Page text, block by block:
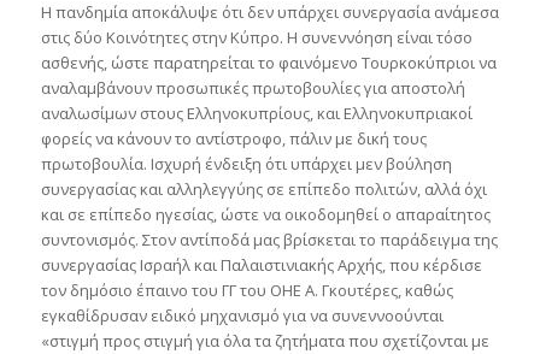
Η πανδημία αποκάλυψε ότι δεν υπάρχει συνεργασία ανάμεσα
στις δύο Κοινότητες στην Κύπρο. Η συνεννόηση είναι τόσο
ασθενής, ώστε παρατηρείται το φαινόμενο Τουρκοκύπριοι να
αναλαμβάνουν προσωπικές πρωτοβουλίες για αποστολή
αναλωσίμων στους Ελληνοκυπρίους, και Ελληνοκυπριακοί
φορείς να κάνουν το αντίστροφο, πάλιν με δική τους
πρωτοβουλία. Ισχυρή ένδειξη ότι υπάρχει μεν βούληση
συνεργασίας και αλληλεγγύης σε επίπεδο πολιτών, αλλά όχι
και σε επίπεδο ηγεσίας, ώστε να οικοδομηθεί ο απαραίτητος
συντονισμός. Στον αντίποδά μας βρίσκεται το παράδειγμα της
συνεργασίας Ισραήλ και Παλαιστινιακής Αρχής, που κέρδισε
τον δημόσιο έπαινο του ΓΓ του ΟΗΕ Α. Γκουτέρες, καθώς
εγκαθίδρυσαν ειδικό μηχανισμό για να συνεννοούνται
«στιγμή προς στιγμή για όλα τα ζητήματα που σχετίζονται με